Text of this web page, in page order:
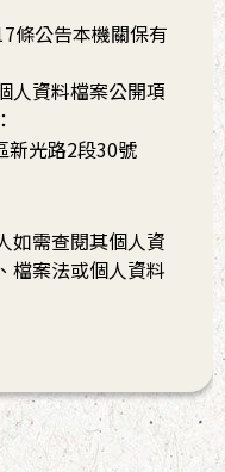
條公告本機關保有
人資料檔案公開項
新光路2段30號
如需查閱其個人資
檔案法或個人資料